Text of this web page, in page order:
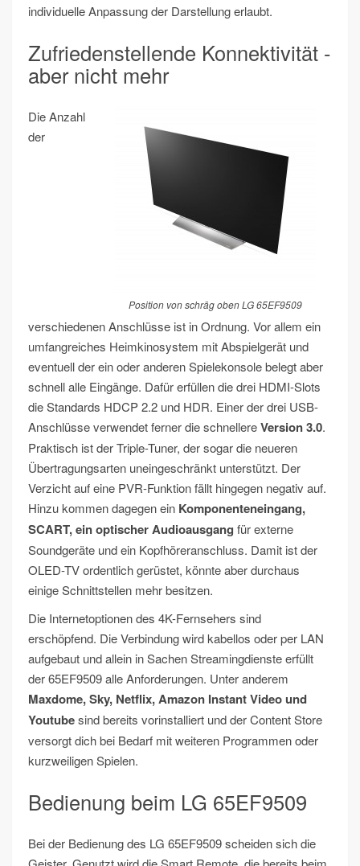
individuelle Anpassung der Darstellung erlaubt.
Zufriedenstellende Konnektivität -
aber nicht mehr
Position von schräg oben LG 65EF9509
Die Anzahl
der
verschiedenen Anschlüsse ist in Ordnung. Vor allem ein
umfangreiches Heimkinosystem mit Abspielgerät und
eventuell der ein oder anderen Spielekonsole belegt aber
schnell alle Eingänge. Dafür erfüllen die drei HDMI-Slots
die Standards HDCP 2.2 und HDR. Einer der drei USB-
Anschlüsse verwendet ferner die schnellereVersion 3.0.
Praktisch ist der Triple-Tuner, der sogar die neueren
Übertragungsarten uneingeschränkt unterstützt. Der
Verzicht auf eine PVR-Funktion fällt hingegen negativ auf.
Hinzu kommen dagegen ein Komponenteneingang,
SCART, ein optischer Audioausgang für externe
Soundgeräte und ein Kopfhöreranschluss. Damit ist der
OLED-TV ordentlich gerüstet, könnte aber durchaus
einige Schnittstellen mehr besitzen.
Die Internetoptionen des 4K-Fernsehers sind
erschöpfend. Die Verbindung wird kabellos oder per LAN
aufgebaut und allein in Sachen Streamingdienste erfüllt
der 65EF9509 alle Anforderungen. Unter anderem
Maxdome, Sky, Netflix, Amazon Instant Video und
Youtubesind bereits vorinstalliert und der Content Store
versorgt dich bei Bedarf mit weiteren Programmen oder
kurzweiligen Spielen.
Bedienung beim LG 65EF9509
Bei der Bedienung des LG 65EF9509 scheiden sich die